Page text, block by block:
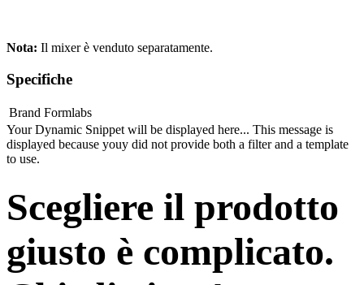
Nota: Il mixer è venduto separatamente.
Specifiche
Brand Formlabs
Your Dynamic Snippet will be displayed here... This message is
displayed because youy did not provide both a filter and a template
to use.
Scegliere il prodotto
giusto è complicato.